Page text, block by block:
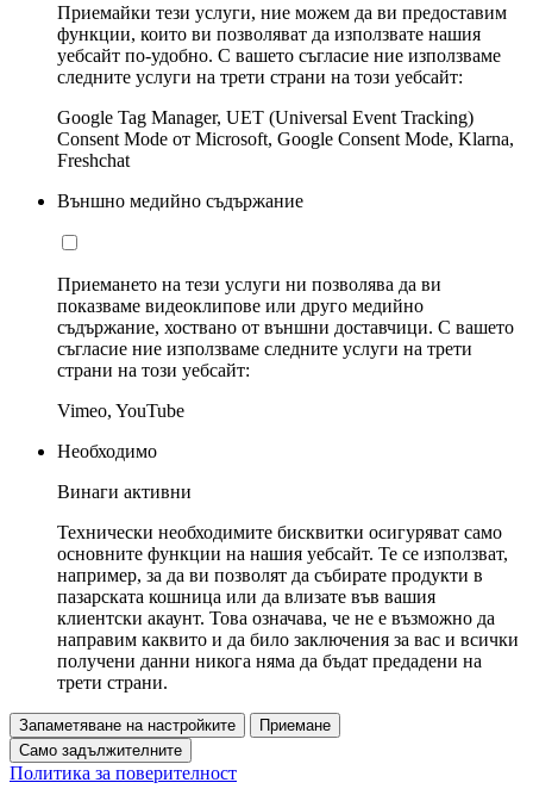
Приемайки тези услуги, ние можем да ви предоставим
функции, които ви позволяват да използвате нашия
уебсайт по-удобно. С вашето съгласие ние използваме
следните услуги на трети страни на този уебсайт:
Google Tag Manager, UET (Universal Event Tracking)
Consent Mode от Microsoft, Google Consent Mode, Klarna,
Freshchat
Външно медийно съдържание
Приемането на тези услуги ни позволява да ви
показваме видеоклипове или друго медийно
съдържание, хоствано от външни доставчици. С вашето
съгласие ние използваме следните услуги на трети
страни на този уебсайт:
Vimeo, YouTube
Необходимо
Винаги активни
Технически необходимите бисквитки осигуряват само
основните функции на нашия уебсайт. Те се използват,
например, за да ви позволят да събирате продукти в
пазарската кошница или да влизате във вашия
клиентски акаунт. Това означава, че не е възможно да
направим каквито и да било заключения за вас и всички
получени данни никога няма да бъдат предадени на
трети страни.
Запаметяване на настройките
Приемане
Само задължителните
Политика за поверителност